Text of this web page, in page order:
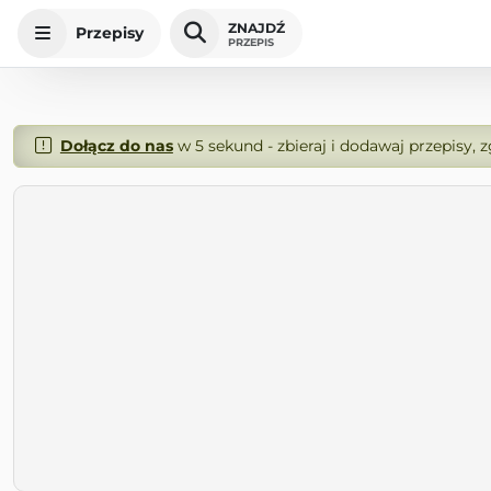
Przepisy ZNAJDŹ
PRZEPIS
Dołącz do nasw 5 sekund - zbieraj i dodawaj przepisy,